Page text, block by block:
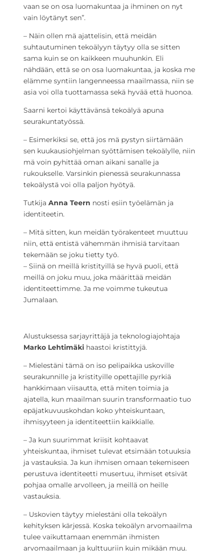
vaan se on osa luomakuntaa ja ihminen on nyt
vain löytänyt sen”.
– Näin ollen mä ajattelisin, että meidän
suhtautuminen tekoälyyn täytyy olla se sitten
sama kuin se on kaikkeen muuhunkin. Eli
nähdään, että se on osa luomakuntaa, ja koska me
elämme syntiin langenneessa maailmassa, niin se
asia voi olla tuottamassa sekä hyvää että huonoa.
Saarni kertoi käyttävänsä tekoälyä apuna
seurakuntatyössä.
– Esimerkiksi se, että jos mä pystyn siirtämään
sen kuukausiohjelman syöttämisen tekoälylle, niin
mä voin pyhittää oman aikani sanalle ja
rukoukselle. Varsinkin pienessä seurakunnassa
tekoälystä voi olla paljon hyötyä.
Tutkija Anna Teern nosti esiin työelämän ja
identiteetin.
– Mitä sitten, kun meidän työrakenteet muuttuu
niin, että entistä vähemmän ihmisiä tarvitaan
tekemään se joku tietty työ.
– Siinä on meillä kristityillä se hyvä puoli, että
meillä on joku muu, joka määrittää meidän
identiteettimme. Ja me voimme tukeutua
Jumalaan.
Alustuksessa sarjayrittäjä ja teknologiajohtaja
Marko Lehtimäki haastoi kristittyjä.
– Mielestäni tämä on iso pelipaikka uskoville
seurakunnille ja kristityille opettajille pyrkiä
hankkimaan viisautta, että miten toimia ja
ajatella, kun maailman suurin transformaatio tuo
epäjatkuvuuskohdan koko yhteiskuntaan,
ihmisyyteen ja identiteettiin kaikkialle.
– Ja kun suurimmat kriisit kohtaavat
yhteiskuntaa, ihmiset tulevat etsimään totuuksia
ja vastauksia. Ja kun ihmisen omaan tekemiseen
perustuva identiteetti musertuu, ihmiset etsivät
pohjaa omalle arvolleen, ja meillä on heille
vastauksia.
– Uskovien täytyy mielestäni olla tekoälyn
kehityksen kärjessä. Koska tekoälyn arvomaailma
tulee vaikuttamaan enemmän ihmisten
arvomaailmaan ja kulttuuriin kuin mikään muu.